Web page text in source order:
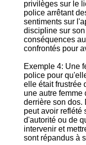
privilèges sur le
police arrêtant
sentiments sur
discipline sur
conséquences
confrontés pour
Exemple 4: Une
police pour
elle était frustrée
une autre
derrière son dos.
peut avoir reflété
d'autorité ou de
intervenir et
sont répandus à